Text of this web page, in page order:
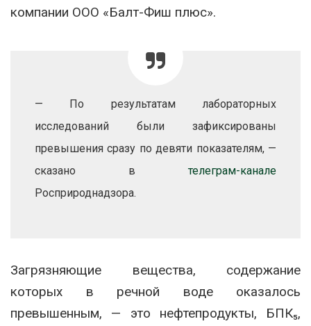
компании ООО «Балт-Фиш плюс».
— По результатам лабораторных
исследований были зафиксированы
превышения сразу по девяти показателям, —
сказано в телеграм-канале
Росприроднадзора.
Загрязняющие вещества, содержание
которых в речной воде оказалось
превышенным, — это нефтепродукты, БПК₅,